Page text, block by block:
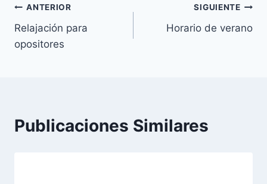
Navegación
de
ANTERIOR
Relajación para
opositores
SIGUIENTE
Horario de verano
Publicaciones Similares